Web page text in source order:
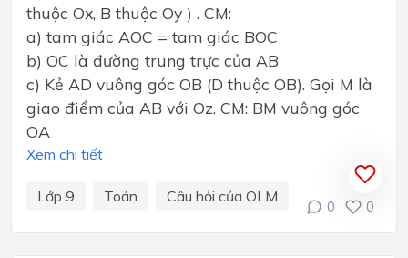
thuộc Ox, B thuộc Oy ) . CM:
a) tam giác AOC = tam giác BOC
b) OC là đường trung trực của AB
c) Kẻ AD vuông góc OB (D thuộc OB). Gọi M là
giao điểm của AB với Oz. CM: BM vuông góc
OA
Xem chi tiết
Lớp 9 Toán Câu hỏi của OLM
0 0